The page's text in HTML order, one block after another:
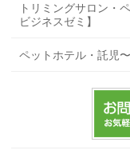
トリミングサロン・
ビジネスゼミ】
ペットホテル・託児